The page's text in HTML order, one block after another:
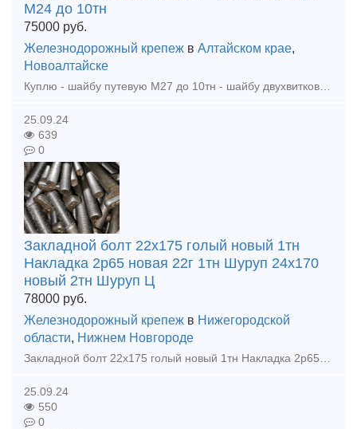
М24 до 10тн
75000 руб.
Железнодорожный крепеж в Алтайском крае,
Новоалтайске
Куплю - шайбу путевую М27 до 10тн - шайбу двухвитковую М25 до 20тн - шайбу путевую М24 до 10тн - болт стыковой М27х160 до 10тн - рельсы р65 12,5м 1гр до 200тн Расчет быстрый! Ра
25.09.24
639
0
Закладной болт 22х175 голый новый 1тн
Накладка 2р65 новая 22г 1тн Шуруп 24х170
новый 2тн Шуруп Ц
78000 руб.
Железнодорожный крепеж в Нижегородской
области, Нижнем Новгороде
Закладной болт 22х175 голый новый 1тн Накладка 2р65 новая 22г 1тн Шуруп 24х170 новый 2тн Шуруп ЦП54 6 гран новый 2тн Накладка 1р65 новая 22г 2,5тн Костыль 16х16х165 новый 8тн Клеммны
25.09.24
550
0